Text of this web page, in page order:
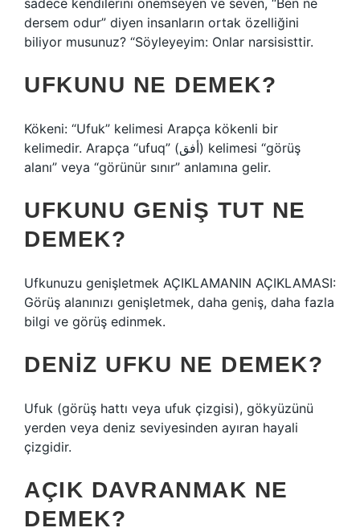
sadece kendilerini önemseyen ve seven, “Ben ne
dersem odur” diyen insanların ortak özelliğini
biliyor musunuz? “Söyleyeyim: Onlar narsisisttir.
UFKUNU NE DEMEK?
Kökeni: “Ufuk” kelimesi Arapça kökenli bir
kelimedir. Arapça “ufuq” (أفق) kelimesi “görüş
alanı” veya “görünür sınır” anlamına gelir.
UFKUNU GENIŞ TUT NE
DEMEK?
Ufkunuzu genişletmek AÇIKLAMANIN AÇIKLAMASI:
Görüş alanınızı genişletmek, daha geniş, daha fazla
bilgi ve görüş edinmek.
DENIZ UFKU NE DEMEK?
Ufuk (görüş hattı veya ufuk çizgisi), gökyüzünü
yerden veya deniz seviyesinden ayıran hayali
çizgidir.
AÇIK DAVRANMAK NE
DEMEK?